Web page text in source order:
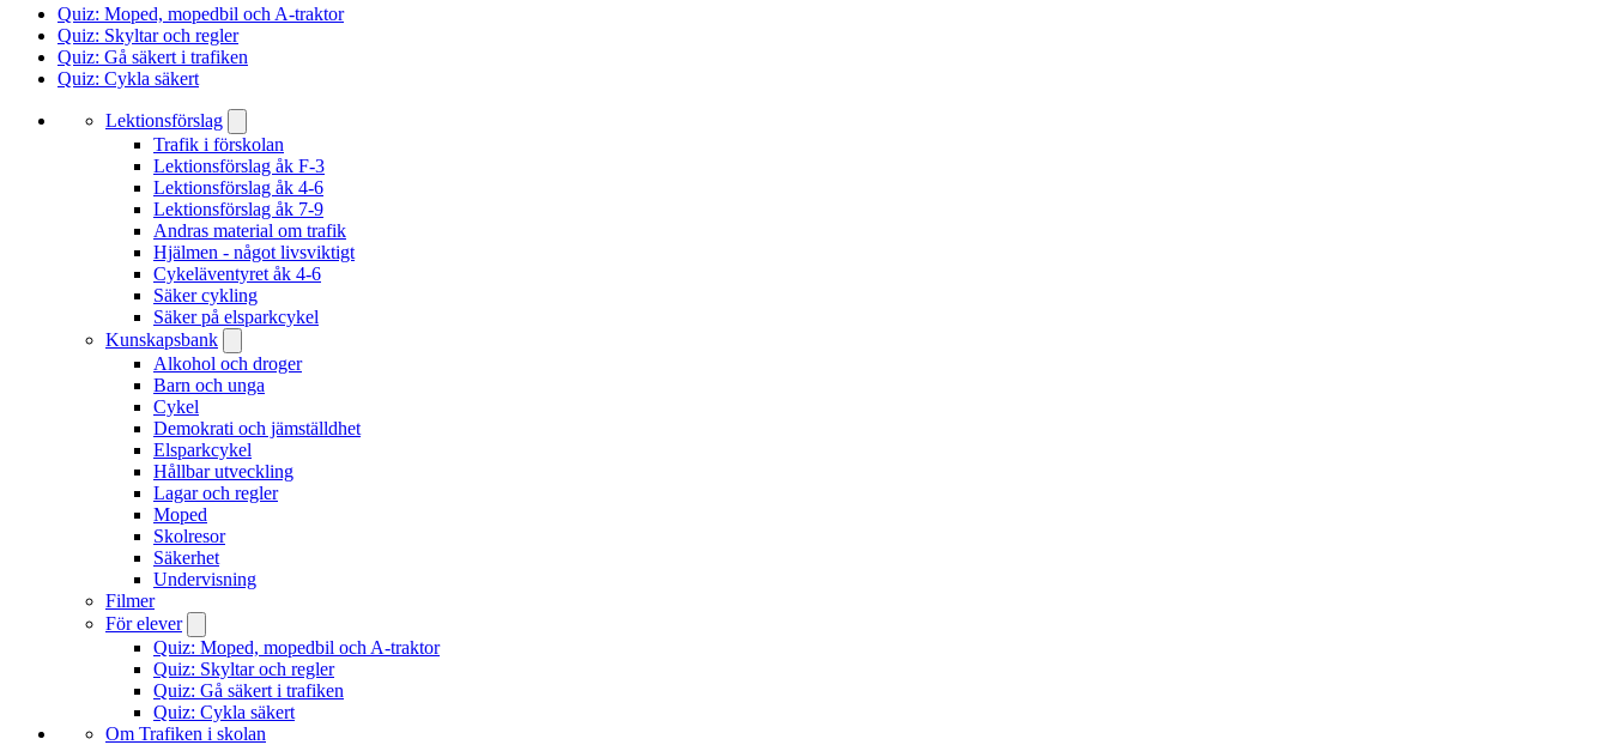
Quiz: Moped, mopedbil och A-traktor
Quiz: Skyltar och regler
Quiz: Gå säkert i trafiken
Quiz: Cykla säkert
Lektionsförslag
Trafik i förskolan
Lektionsförslag åk F-3
Lektionsförslag åk 4-6
Lektionsförslag åk 7-9
Andras material om trafik
Hjälmen - något livsviktigt
Cykeläventyret åk 4-6
Säker cykling
Säker på elsparkcykel
Kunskapsbank
Alkohol och droger
Barn och unga
Cykel
Demokrati och jämställdhet
Elsparkcykel
Hållbar utveckling
Lagar och regler
Moped
Skolresor
Säkerhet
Undervisning
Filmer
För elever
Quiz: Moped, mopedbil och A-traktor
Quiz: Skyltar och regler
Quiz: Gå säkert i trafiken
Quiz: Cykla säkert
Om Trafiken i skolan